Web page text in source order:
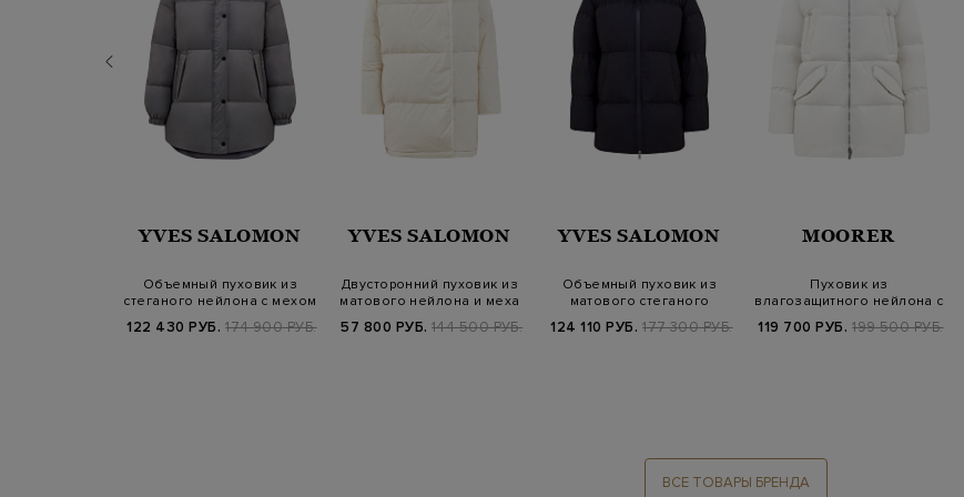
YVES SALOMON
Объемный пуховик из
стеганого нейлона с мехом
122 430 РУБ. 174 900 РУБ.
YVES SALOMON
Двусторонний пуховик из
матового нейлона и меха
57 800 РУБ. 144 500 РУБ.
YVES SALOMON
Объемный пуховик из
матового стеганого
124 110 РУБ. 177 300 РУБ.
MOORER
Пуховик из
влагозащитного нейлона с
119 700 РУБ. 199 500 РУБ.
ВСЕ ТОВАРЫ БРЕНДА